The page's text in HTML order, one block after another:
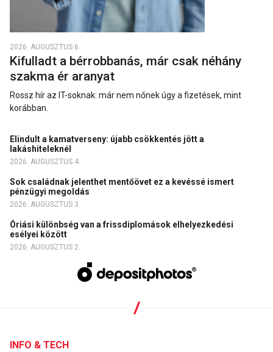
2026. AUGUSZTUS 6.
Kifulladt a bérrobbanás, már csak néhány
szakma ér aranyat
Rossz hír az IT-soknak: már nem nőnek úgy a fizetések, mint
korábban.
Elindult a kamatverseny: újabb csökkentés jött a
lakáshiteleknél
2026. AUGUSZTUS 4.
Sok családnak jelenthet mentőövet ez a kevéssé ismert
pénzügyi megoldás
2026. AUGUSZTUS 3.
Óriási különbség van a frissdiplomások elhelyezkedési
esélyei között
2026. AUGUSZTUS 2.
INFO & TECH